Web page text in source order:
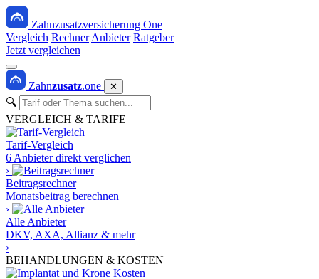
Zahnzusatzversicherung One
Vergleich Rechner Anbieter Ratgeber
Jetzt vergleichen
Zahnzusatz.one ✕
🔍
VERGLEICH & TARIFE
Tarif-Vergleich
6 Anbieter direkt verglichen
›
Beitragsrechner
Monatsbeitrag berechnen
›
Alle Anbieter
DKV, AXA, Allianz & mehr
›
BEHANDLUNGEN & KOSTEN